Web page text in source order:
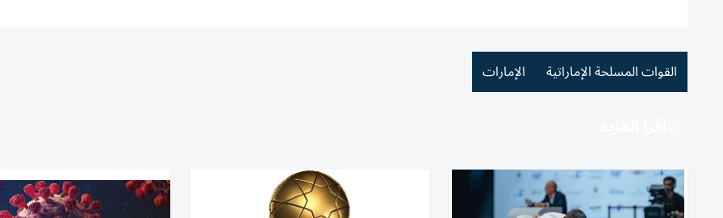
القوات المسلحة الإماراتية الإمارات